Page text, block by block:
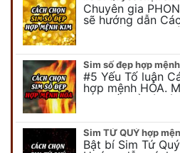
Chuyên gia
sẽ hướng dẫn
hợp mệnh KIM.
#5 Yếu Tố luận
hợp mệnh HỎA.
bài viết để có
Bật bí Sim Tứ